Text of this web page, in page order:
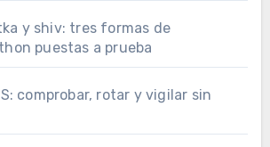
y shiv: tres formas de
puestas a prueba
comprobar, rotar y vigilar sin